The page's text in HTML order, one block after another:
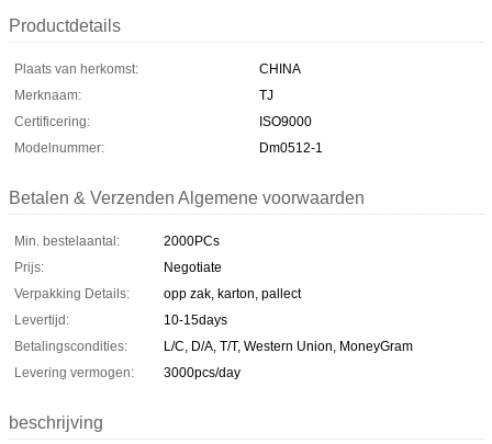
Productdetails
Plaats van herkomst:
CHINA
Merknaam:
TJ
Certificering:
ISO9000
Modelnummer:
Dm0512-1
Betalen & Verzenden Algemene voorwaarden
Min. bestelaantal:
2000PCs
Prijs:
Negotiate
Verpakking Details:
opp zak, karton, pallect
Levertijd:
10-15days
Betalingscondities:
L/C, D/A, T/T, Western Union, MoneyGram
Levering vermogen:
3000pcs/day
beschrijving